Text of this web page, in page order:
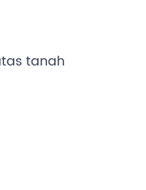
tanah